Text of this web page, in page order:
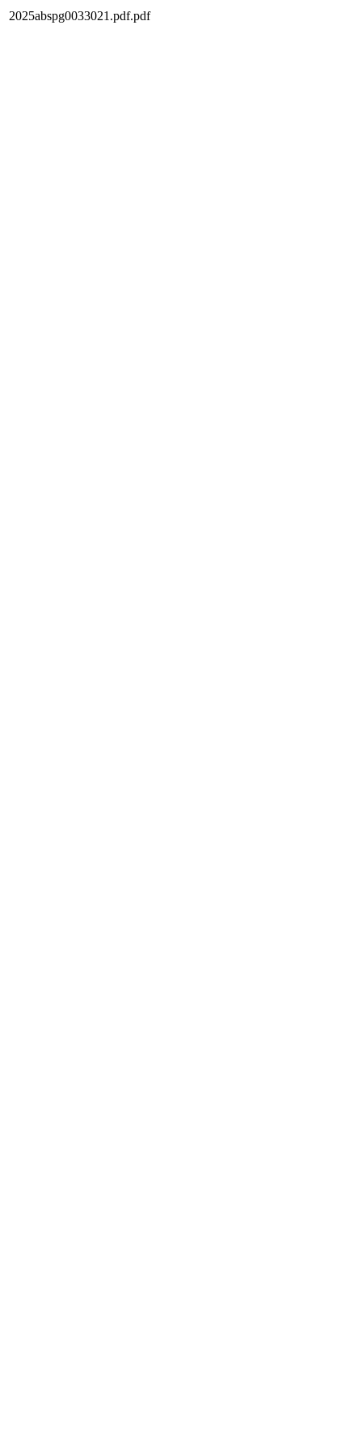
2025abspg0033021.pdf.pdf